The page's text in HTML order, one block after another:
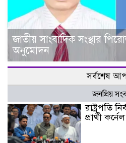
জাতীয় সাংবাদিক সংস্থার
অনুমোদন
সর্বশেষ
জনপ্রিয়
রাষ্ট্রপতি
প্রার্থী